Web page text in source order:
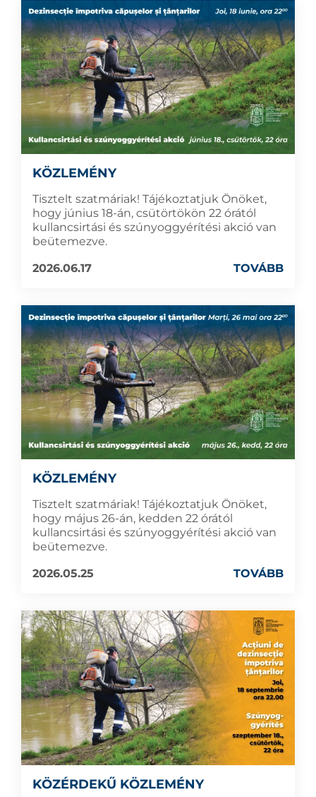
KÖZLEMÉNY
Tisztelt szatmáriak! Tájékoztatjuk Önöket,
hogy június 18-án, csütörtökön 22 órától
kullancsirtási és szúnyoggyérítési akció van
beütemezve.
2026.06.17
TOVÁBB
KÖZLEMÉNY
Tisztelt szatmáriak! Tájékoztatjuk Önöket,
hogy május 26-án, kedden 22 órától
kullancsirtási és szúnyoggyérítési akció van
beütemezve.
2026.05.25
TOVÁBB
KÖZÉRDEKŰ KÖZLEMÉNY